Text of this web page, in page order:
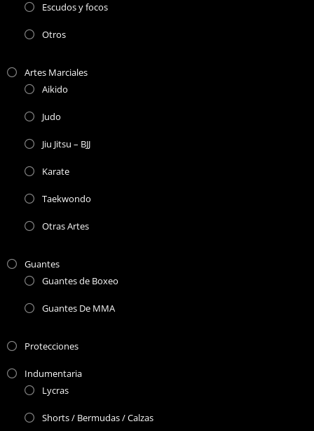
Escudos y focos
Otros
Artes Marciales
Aikido
Judo
Jiu Jitsu – BJJ
Karate
Taekwondo
Otras Artes
Guantes
Guantes de Boxeo
Guantes De MMA
Protecciones
Indumentaria
Lycras
Shorts / Bermudas / Calzas